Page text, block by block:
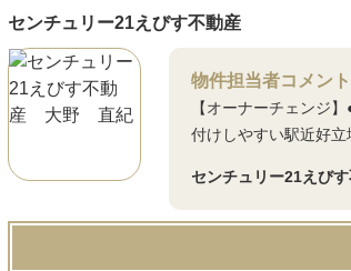
センチュリー21えびす不動産
物件担当者コメント
【オーナーチェンジ
付けしやすい駅近好
センチュリー21えび